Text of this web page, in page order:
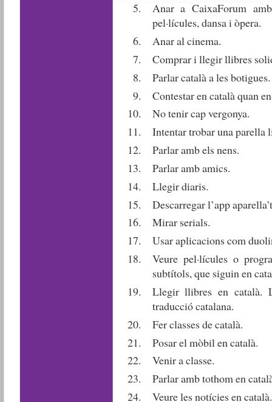
Anar a CaixaForum
pel·lícules, dansa i òpera.
Anar al cinema.
Comprar i llegir llibres
Parlar català a les botigues.
Contestar en català quan
No tenir cap vergonya.
Intentar trobar una parella
Parlar amb els nens.
Parlar amb amics.
Llegir diaris.
Descarregar l’app
Mirar serials.
Usar aplicacions com
Veure pel·lícules o
subtítols, que siguin en
Llegir llibres en català.
traducció catalana.
Fer classes de català.
Posar el mòbil en català.
Venir a classe.
Parlar amb tothom en
Veure les notícies en català.